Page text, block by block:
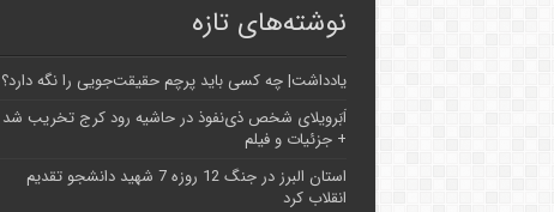
نوشته‌های تازه
یادداشت| ‌چه کسی باید پرچم حقیقت‌جویی را نگه دارد؟
اَبَر‌ویلای شخص ذی‌نفوذ در حاشیه‌ رود کرج تخریب شد
+ جزئیات و فیلم
استان البرز در جنگ 12 روزه 7 شهید دانشجو تقدیم
انقلاب کرد